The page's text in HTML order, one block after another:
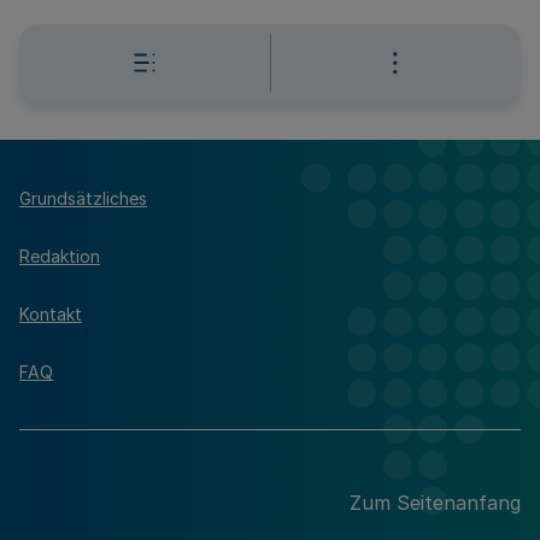
Grundsätzliches
Redaktion
Kontakt
FAQ
Zum Seitenanfang